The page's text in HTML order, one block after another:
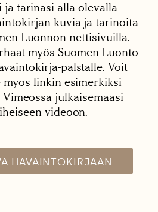
ja tarinasi alla olevalla
kuvia ja tarinoita
Luonnon nettisivuilla.
myös Suomen Luonto -
palstalle. Voit
myös linkin esimerkiksi
julkaisemaasi
videoon.
HAVAINTOKIRJAAN